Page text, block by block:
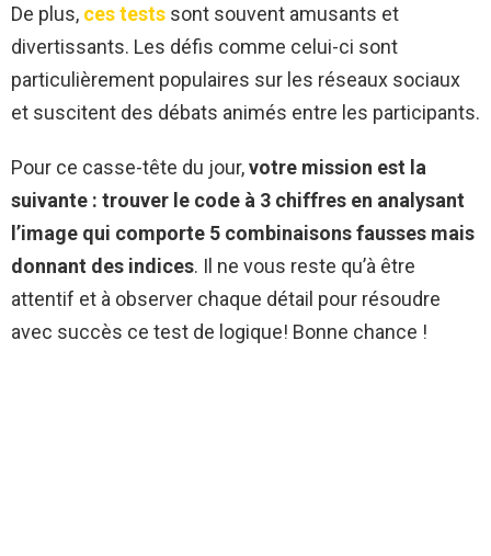
De plus, ces tests sont souvent amusants et
divertissants. Les défis comme celui-ci sont
particulièrement populaires sur les réseaux sociaux
et suscitent des débats animés entre les participants.
Pour ce casse-tête du jour,votre mission est la
suivante : trouver le code à 3 chiffres en analysant
l’image qui comporte 5 combinaisons fausses mais
donnant des indices. Il ne vous reste qu’à être
attentif et à observer chaque détail pour résoudre
avec succès ce test de logique! Bonne chance !